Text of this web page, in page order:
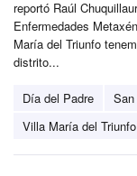
reportó Raúl
Enfermedades
María del Triunfo
distrito...
Día del Padre
Villa María del Triunfo